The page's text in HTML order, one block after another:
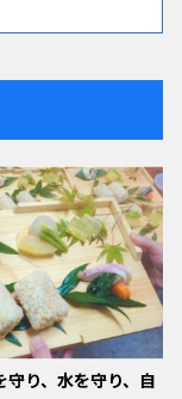
守り、水を守り、自